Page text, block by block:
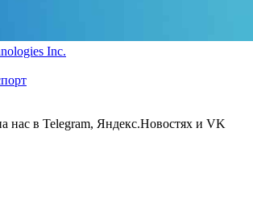
Inc.
нас в Telegram, Яндекс.Новостях и VK